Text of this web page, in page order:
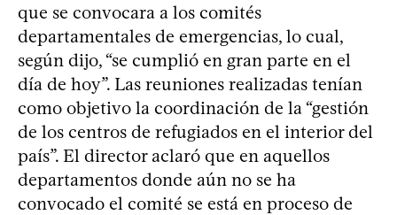
que se convocara a los comités
departamentales de emergencias, lo cual,
según dijo, “se cumplió en gran parte en el
día de hoy”. Las reuniones realizadas tenían
como objetivo la coordinación de la “gestión
de los centros de refugiados en el interior del
país”. El director aclaró que en aquellos
departamentos donde aún no se ha
convocado el comité se está en proceso de